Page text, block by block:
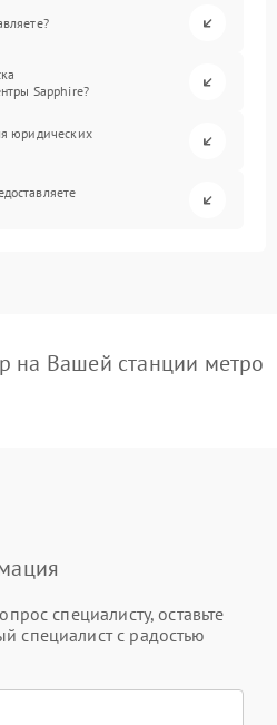
Sapphire?
юридических
на Вашей станции метро
специалисту, оставьте
специалист с радостью